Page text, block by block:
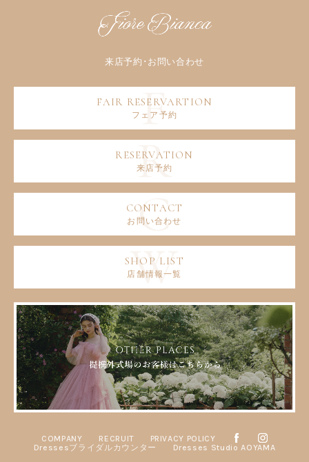
フェア予約
来店予約
お問い合わせ
店舗情報一覧
COMPANY RECRUIT
PRIVACY POLICY
Dressesブライダルカウンター
Dresses Studio AOYAMA